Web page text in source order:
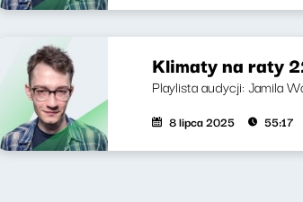
Klimaty na raty
Playlista audycji: Jamila
8 lipca 2025 55:17